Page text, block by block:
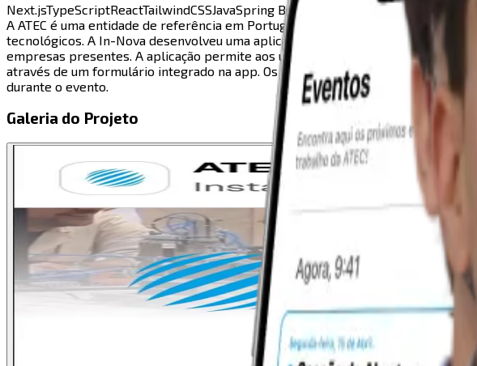
Next.jsTypeScriptReactTailwindCSSJavaSpring Boot
A ATEC é uma entidade de referência em Portugal na área da formação
tecnológicos. A In-Nova desenvolveu uma aplicação mobile para apoiar um
empresas presentes. A aplicação permite aos utilizadores consultar a
através de um formulário integrado na app. Os participantes podem também
durante o evento.
Galeria do Projeto